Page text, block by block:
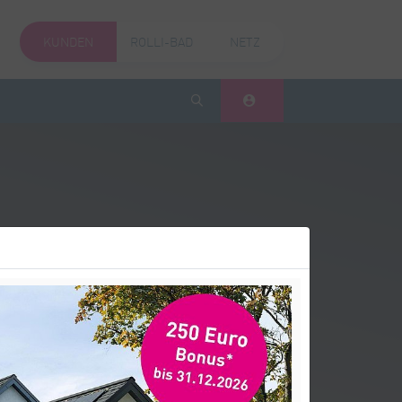
KUNDEN ROLLI-BAD NETZ
KUNDENPORTAL
AB
„Dank günstiger Marktbedingungen
Kundenservice.